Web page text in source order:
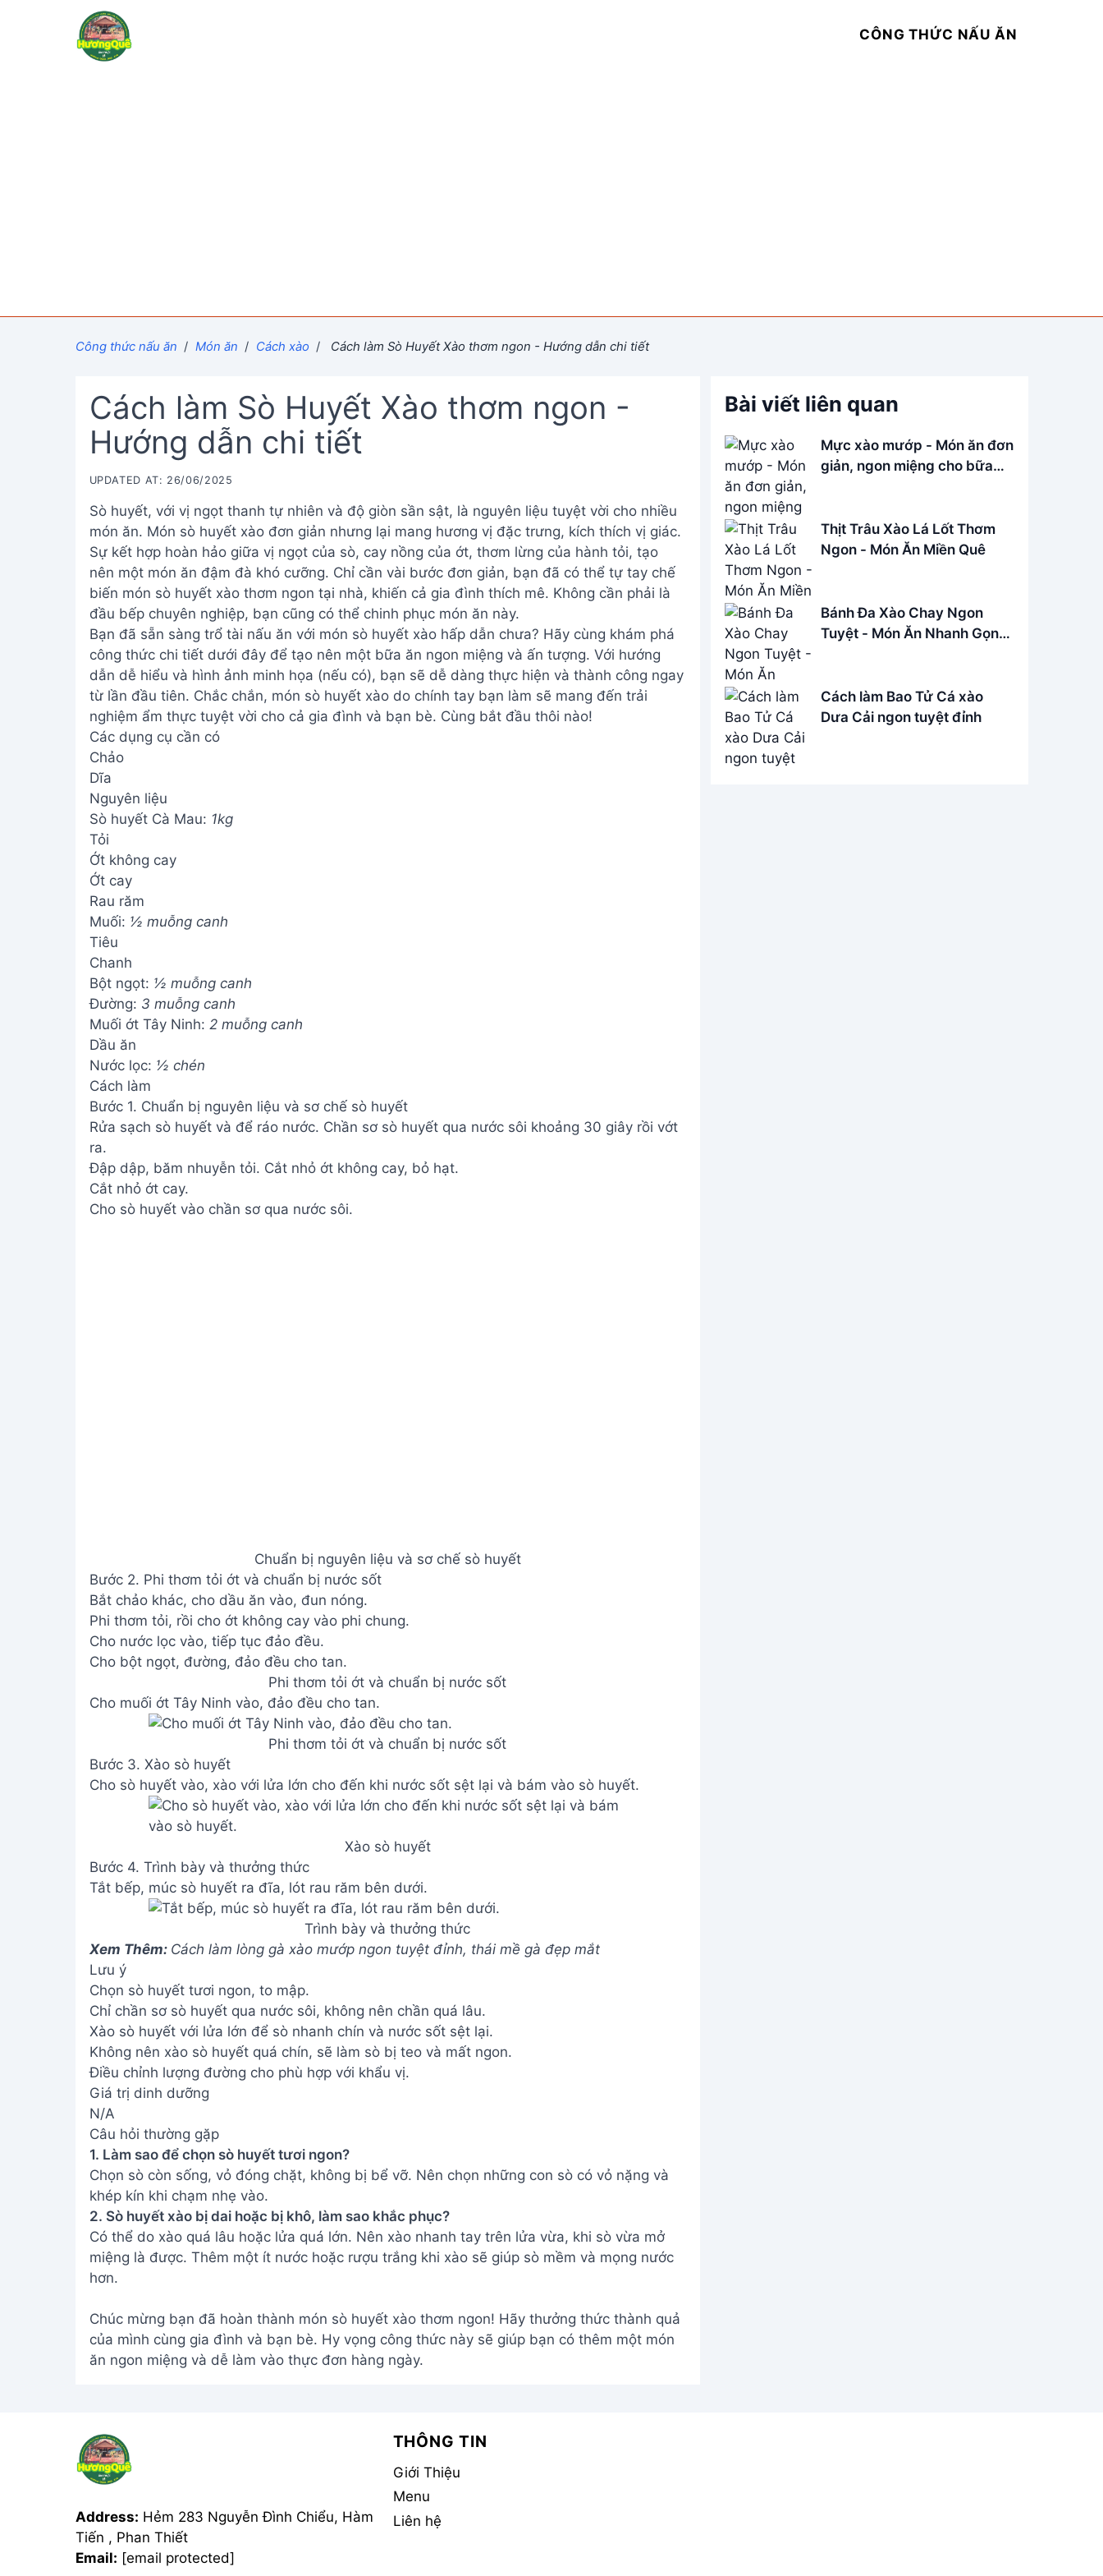
CÔNG THỨC NẤU ĂN
Công thức nấu ăn / Món ăn / Cách xào / Cách làm Sò Huyết Xào thơm ngon - Hướng dẫn chi tiết
Cách làm Sò Huyết Xào thơm ngon -
Hướng dẫn chi tiết
UPDATED AT: 26/06/2025
Sò huyết, với vị ngọt thanh tự nhiên và độ giòn sần sật, là nguyên liệu tuyệt vời cho nhiều
món ăn. Món sò huyết xào đơn giản nhưng lại mang hương vị đặc trưng, kích thích vị giác.
Sự kết hợp hoàn hảo giữa vị ngọt của sò, cay nồng của ớt, thơm lừng của hành tỏi, tạo
nên một món ăn đậm đà khó cưỡng. Chỉ cần vài bước đơn giản, bạn đã có thể tự tay chế
biến món sò huyết xào thơm ngon tại nhà, khiến cả gia đình thích mê. Không cần phải là
đầu bếp chuyên nghiệp, bạn cũng có thể chinh phục món ăn này.
Bạn đã sẵn sàng trổ tài nấu ăn với món sò huyết xào hấp dẫn chưa? Hãy cùng khám phá
công thức chi tiết dưới đây để tạo nên một bữa ăn ngon miệng và ấn tượng. Với hướng
dẫn dễ hiểu và hình ảnh minh họa (nếu có), bạn sẽ dễ dàng thực hiện và thành công ngay
từ lần đầu tiên. Chắc chắn, món sò huyết xào do chính tay bạn làm sẽ mang đến trải
nghiệm ẩm thực tuyệt vời cho cả gia đình và bạn bè. Cùng bắt đầu thôi nào!
Các dụng cụ cần có
Chảo
Dĩa
Nguyên liệu
Sò huyết Cà Mau: 1kg
Tỏi
Ớt không cay
Ớt cay
Rau răm
Muối: ½ muỗng canh
Tiêu
Chanh
Bột ngọt: ½ muỗng canh
Đường: 3 muỗng canh
Muối ớt Tây Ninh: 2 muỗng canh
Dầu ăn
Nước lọc: ½ chén
Cách làm
Bước 1. Chuẩn bị nguyên liệu và sơ chế sò huyết
Rửa sạch sò huyết và để ráo nước. Chần sơ sò huyết qua nước sôi khoảng 30 giây rồi vớt
ra.
Đập dập, băm nhuyễn tỏi. Cắt nhỏ ớt không cay, bỏ hạt.
Cắt nhỏ ớt cay.
Cho sò huyết vào chần sơ qua nước sôi.
Chuẩn bị nguyên liệu và sơ chế sò huyết
Bước 2. Phi thơm tỏi ớt và chuẩn bị nước sốt
Bắt chảo khác, cho dầu ăn vào, đun nóng.
Phi thơm tỏi, rồi cho ớt không cay vào phi chung.
Cho nước lọc vào, tiếp tục đảo đều.
Cho bột ngọt, đường, đảo đều cho tan.
Phi thơm tỏi ớt và chuẩn bị nước sốt
Cho muối ớt Tây Ninh vào, đảo đều cho tan.
Phi thơm tỏi ớt và chuẩn bị nước sốt
Bước 3. Xào sò huyết
Cho sò huyết vào, xào với lửa lớn cho đến khi nước sốt sệt lại và bám vào sò huyết.
Xào sò huyết
Bước 4. Trình bày và thưởng thức
Tắt bếp, múc sò huyết ra đĩa, lót rau răm bên dưới.
Trình bày và thưởng thức
Xem Thêm: Cách làm lòng gà xào mướp ngon tuyệt đỉnh, thái mề gà đẹp mắt
Lưu ý
Chọn sò huyết tươi ngon, to mập.
Chỉ chần sơ sò huyết qua nước sôi, không nên chần quá lâu.
Xào sò huyết với lửa lớn để sò nhanh chín và nước sốt sệt lại.
Không nên xào sò huyết quá chín, sẽ làm sò bị teo và mất ngon.
Điều chỉnh lượng đường cho phù hợp với khẩu vị.
Giá trị dinh dưỡng
N/A
Câu hỏi thường gặp
1. Làm sao để chọn sò huyết tươi ngon?
Chọn sò còn sống, vỏ đóng chặt, không bị bể vỡ. Nên chọn những con sò có vỏ nặng và
khép kín khi chạm nhẹ vào.
2. Sò huyết xào bị dai hoặc bị khô, làm sao khắc phục?
Có thể do xào quá lâu hoặc lửa quá lớn. Nên xào nhanh tay trên lửa vừa, khi sò vừa mở
miệng là được. Thêm một ít nước hoặc rượu trắng khi xào sẽ giúp sò mềm và mọng nước
hơn.
Chúc mừng bạn đã hoàn thành món sò huyết xào thơm ngon! Hãy thưởng thức thành quả
của mình cùng gia đình và bạn bè. Hy vọng công thức này sẽ giúp bạn có thêm một món
ăn ngon miệng và dễ làm vào thực đơn hàng ngày.
Bài viết liên quan
Mực xào mướp - Món ăn đơn
giản, ngon miệng cho bữa
Thịt Trâu Xào Lá Lốt Thơm
Ngon - Món Ăn Miền Quê
Bánh Đa Xào Chay Ngon
Tuyệt - Món Ăn Nhanh Gọn,
Cách làm Bao Tử Cá xào
Dưa Cải ngon tuyệt đỉnh
Address: Hẻm 283 Nguyễn Đình Chiểu, Hàm
Tiến , Phan Thiết
Email: [email protected]
THÔNG TIN
Giới Thiệu
Menu
Liên hệ